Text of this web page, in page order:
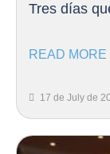
Tres días
READ MORE
17 de July de